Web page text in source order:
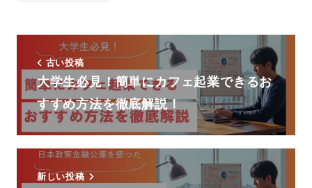
古い投稿
大学生必見！簡単にカフェ起業できるお
すすめ方法を徹底解説！
新しい投稿